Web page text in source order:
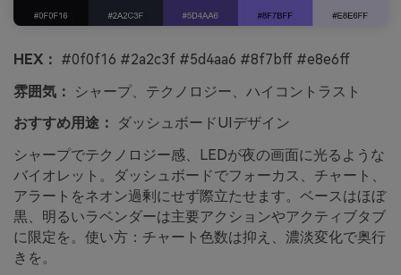
HEX： #0f0f16 #2a2c3f #5d4aa6 #8f7bff #e8e6ff
雰囲気：
シャープ、テクノロジー、ハイコントラスト
おすすめ用途：
ダッシュボードUIデザイン
シャープでテクノロジー感、LEDが夜の画面に光るような
バイオレット。ダッシュボードでフォーカス、チャート、
アラートをネオン過剰にせず際立たせます。ベースはほぼ
黒、明るいラベンダーは主要アクションやアクティブタブ
に限定を。使い方：チャート色数は抑え、濃淡変化で奥行
きを。